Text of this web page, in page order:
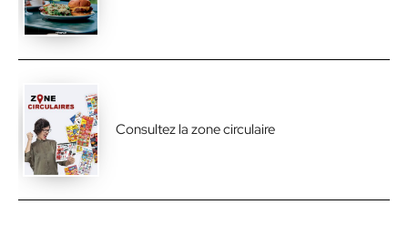
Consultez la zone circulaire